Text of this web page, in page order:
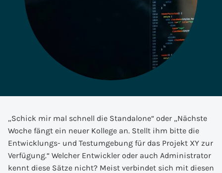
„Schick mir mal schnell die Standalone“ oder „Nächste
Woche fängt ein neuer Kollege an. Stellt ihm bitte die
Entwicklungs- und Testumgebung für das Projekt XY zur
Verfügung.“ Welcher Entwickler oder auch Administrator
kennt diese Sätze nicht? Meist verbindet sich mit diesen